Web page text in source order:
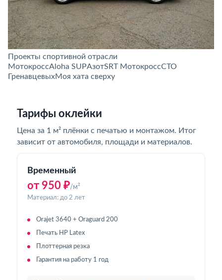
Проекты спортивной отрасли
МотокроссAloha SUPАзотSRT МотокроссСТО
ГренавцевыхМоя хата сверху
Тарифы оклейки
Цена за 1 м² плёнки с печатью и монтажом. Итог
зависит от автомобиля, площади и материалов.
Временный
от 950 ₽/м²
Материал: до 2 лет
Orajet 3640 + Oraguard 200
Печать HP Latex
Плоттерная резка
Гарантия на работу 1 год